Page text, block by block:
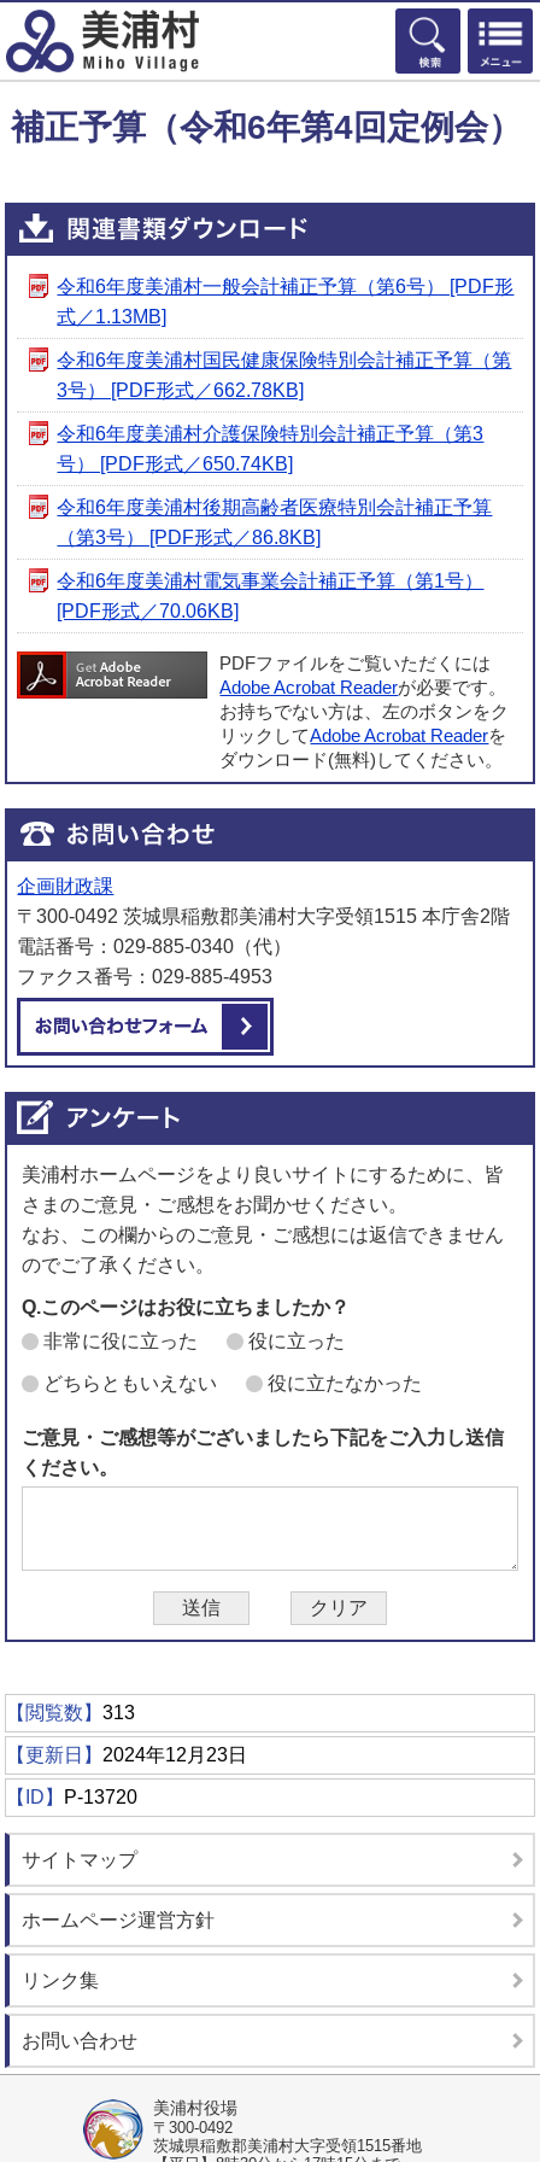
検索
補正予算（令和6年第4回定例会）
令和6年度美浦村一般会計補正予算（第6号） [PDF形
式／1.13MB]
令和6年度美浦村国民健康保険特別会計補正予算（第
3号） [PDF形式／662.78KB]
令和6年度美浦村介護保険特別会計補正予算（第3
号） [PDF形式／650.74KB]
令和6年度美浦村後期高齢者医療特別会計補正予算
（第3号） [PDF形式／86.8KB]
令和6年度美浦村電気事業会計補正予算（第1号）
[PDF形式／70.06KB]
PDFファイルをご覧いただくには
Adobe Acrobat Readerが必要です。
お持ちでない方は、左のボタンをク
リックしてAdobe Acrobat Readerを
ダウンロード(無料)してください。
企画財政課
〒300-0492 茨城県稲敷郡美浦村大字受領1515 本庁舎2階
電話番号：029-885-0340（代）
ファクス番号：029-885-4953
美浦村ホームページをより良いサイトにするために、皆
さまのご意見・ご感想をお聞かせください。
なお、この欄からのご意見・ご感想には返信できません
のでご了承ください。
Q.このページはお役に立ちましたか？
非常に役に立った
役に立った
どちらともいえない 役に立たなかった
ご意見・ご感想等がございましたら下記をご入力し送信
ください。
【閲覧数】313
【更新日】 2024年12月23日
【ID】 P-13720
サイトマップ
ホームページ運営方針
リンク集
お問い合わせ
美浦村役場
〒300-0492
茨城県稲敷郡美浦村大字受領1515番地